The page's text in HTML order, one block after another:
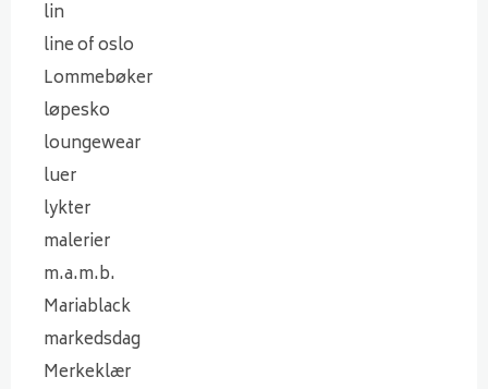
lin
line of oslo
Lommebøker
løpesko
loungewear
luer
lykter
malerier
m.a.m.b.
Mariablack
markedsdag
Merkeklær